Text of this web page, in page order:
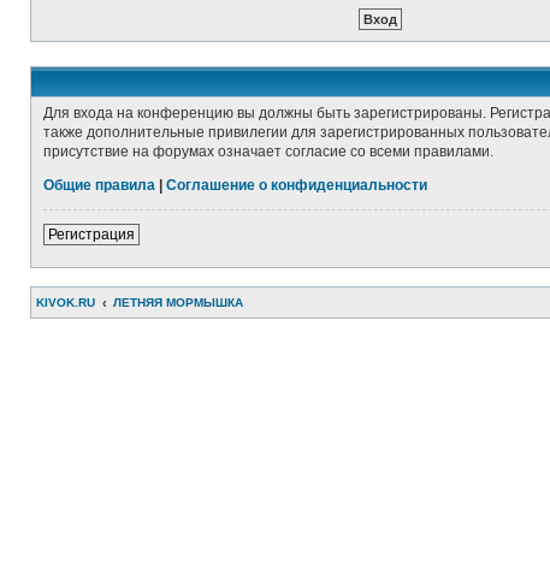
Для входа на конференцию вы должны быть зарегистрированы.
также дополнительные привилегии для зарегистрированных
присутствие на форумах означает согласие со всеми правилами.
Общие правила
Соглашение о конфиденциальности
Регистрация
KIVOK.RU ЛЕТНЯЯ МОРМЫШКА